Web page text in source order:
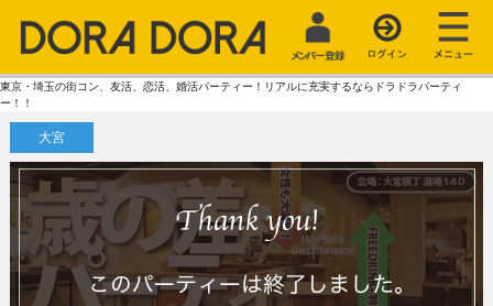
東京・埼玉の街コン、友活、恋活、婚活パーティー！リアルに充実するならドラドラパーティ
ー！！
大宮